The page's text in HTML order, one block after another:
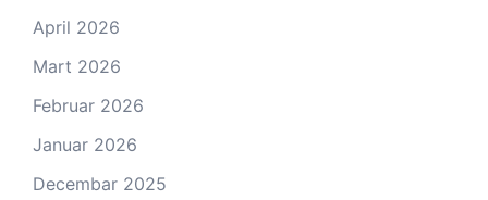
April 2026
Mart 2026
Februar 2026
Januar 2026
Decembar 2025